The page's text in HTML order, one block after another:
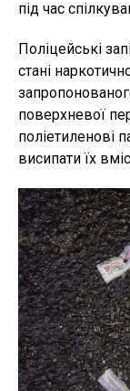
під час
Поліцейські
стані
поверхневої
поліетиленові
висипати їх